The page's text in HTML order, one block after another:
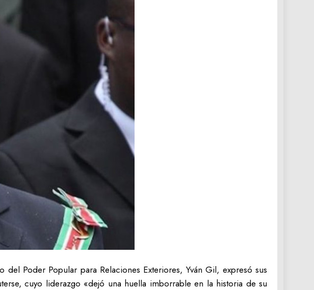
Poder Popular para Relaciones Exteriores, Yván Gil, expresó sus
cuyo liderazgo «dejó una huella imborrable en la historia de su